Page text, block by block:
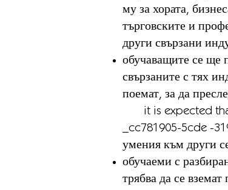
му за хората,
търговските и
други свързани
обучаващите се ще
свързаните с тях
поемат, за да
it is expected
_cc781905-5cde -
умения към други
обучаеми с
трябва да се